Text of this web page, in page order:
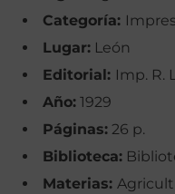
Categoría:
Lugar: León
Editorial: Imp. R.
Año: 1929
Páginas: 26 p.
Biblioteca:
Materias: